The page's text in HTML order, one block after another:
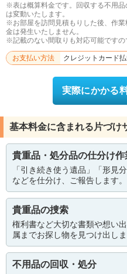
※表は概算料金です。回収する不用
は変動いたします。
※お部屋を訪問見積もりした後、作
金は発生いたしません。
※記載のない間取りも対応可能ですの
お支払い方法 クレジットカード
実際にかかる
基本料金に含まれる片づけ
貴重品・処分品の仕分け作
「引き続き使う遺品」「形見
などを仕分け、ご報告します。
貴重品の捜索
権利書など大切な書類や想い
属までお探し物を見つけ出しま
不用品の回収・処分